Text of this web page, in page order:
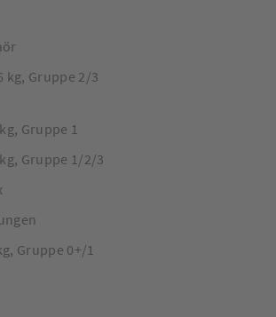
kg, Gruppe 2/3
Gruppe 1
Gruppe 1/2/3
Gruppe 0+/1